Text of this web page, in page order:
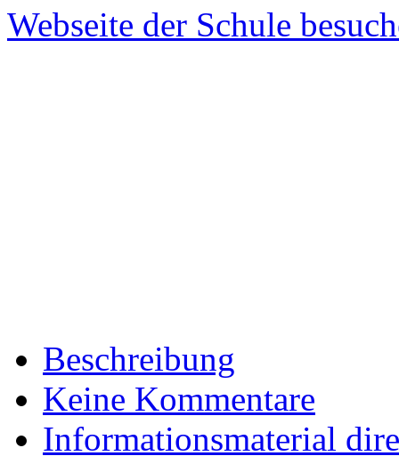
Webseite der Schule
Beschreibung
Keine Kommentare
Informationsmaterial